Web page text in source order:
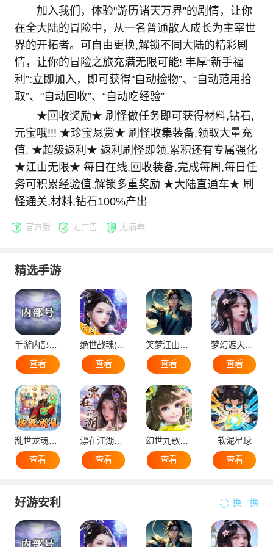
加入我们，体验"游历诸天万界”的剧情，让你
在全大陆的冒险中，从一名普通散人成长为主宰世
界的开拓者。可自由更换,解锁不同大陆的精彩剧
情，让你的冒险之旅充满无限可能! 丰厚“新手福
利”:立即加入，即可获得"自动捡物”、“自动范用拾
取”、"自动回收”、“自动吃经验”
★回收奖励★ 刷怪做任务即可获得材料,钻石,
元宝哦!!! ★珍宝悬赏★ 刷怪收集装备,领取大量充
值. ★超级返利★ 返利刷怪即领,累积还有专属强化
★江山无限★ 每日在线,回收装备,完成每周,每日任
务可积累经验值,解锁多重奖励 ★大陆直通车★ 刷
怪通关,材料,钻石100%产出
官方版 无广告 无病毒
精选手游
手游内部号（申请）
查看
查看
查看
查看
乱世龙魂（蛮荒）
查看
漂在江湖（后台版）
查看
幻世九歌官网版
查看
软泥星球
查看
好游安利 换一换